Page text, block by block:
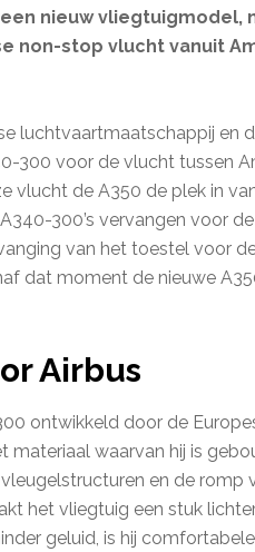
nieuw vliegtuigmodel,
non-stop vlucht vanuit
luchtvaartmaatschappij en
300 voor de vlucht tussen
vlucht de A350 de plek in
300’s vervangen voor
van het toestel voor
dat moment de nieuwe
Airbus
ontwikkeld door de
materiaal waarvan hij is
en de
het vliegtuig een stuk
geluid, is hij